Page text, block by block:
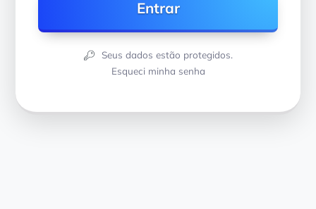
Seus dados estão protegidos.
Esqueci minha senha